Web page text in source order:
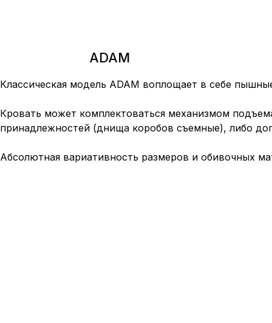
Классическая модель ADAM воплощает в себе
Кровать может комплектоваться механизмом
принадлежностей (днища коробов съемные), либо
Абсолютная вариативность размеров и обивочных
ADAM